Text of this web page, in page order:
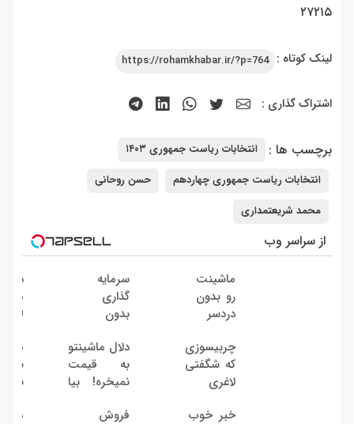
۲۷۲۱۵
لینک کوتاه : https://rohamkhabar.ir/?p=764
اشتراک گذاری :
برچسب ها :
انتخابات ریاست جمهوری ۱۴۰۳
انتخابات ریاست جمهوری چهاردهم
حسن روحانی
محمد شریعتمداری
از سراسر وب
ماشینت
رو بدون
دردسر
| بدون
کمسیون
سرمایه
گذاری
بدون
با سود
38
درصد
360
چربیسوزی
که شگفتی
لاغری
رقم زد!
دلال ماشینتو
به قیمت
نمیخره! بیا
قیمت
به
کننده
خبر خوب
فروش